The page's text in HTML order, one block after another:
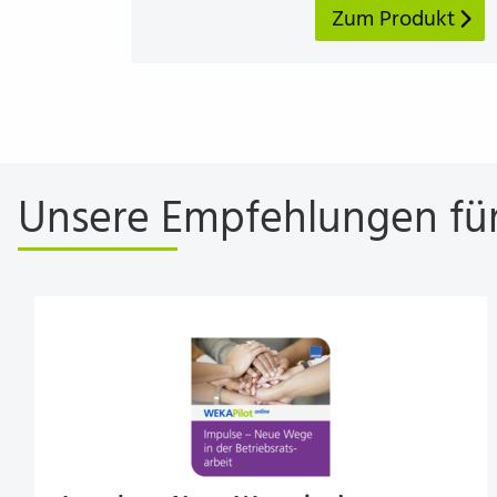
Zum Produkt
Unsere Empfehlungen